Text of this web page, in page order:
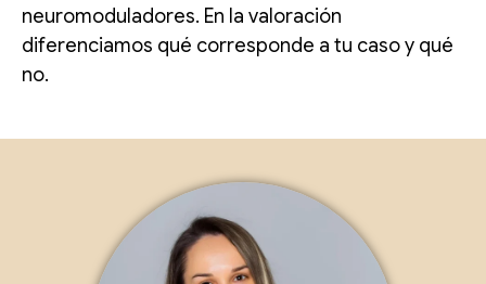
neuromoduladores. En la valoración
diferenciamos qué corresponde a tu caso y qué
no.